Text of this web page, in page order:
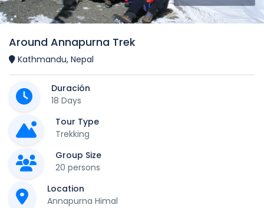
Around Annapurna Trek
Kathmandu, Nepal
Duración
18 Days
Tour Type
Trekking
Group Size
20 persons
Location
Annapurna Himal